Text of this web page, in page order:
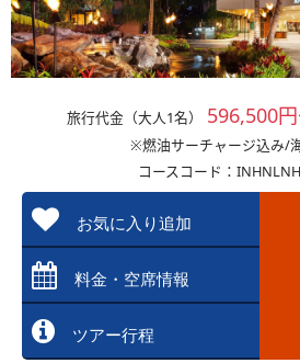
旅行代金（大人1名） 596,500
※燃油サーチャージ込み/
コースコード：
お気に入り追加
料金・空席情報
ツアー行程